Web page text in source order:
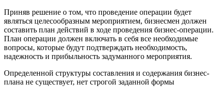
Приняв решение о том, что проведение операции будет
являться целесообразным мероприятием, бизнесмен должен
составить план действий в ходе проведения бизнес-операции.
План операции должен включать в себя все необходимые
вопросы, которые будут подтверждать необходимость,
надежность и прибыльность задуманного мероприятия.
Определенной структуры составления и содержания бизнес-
плана не существует, нет строгой заданной формы